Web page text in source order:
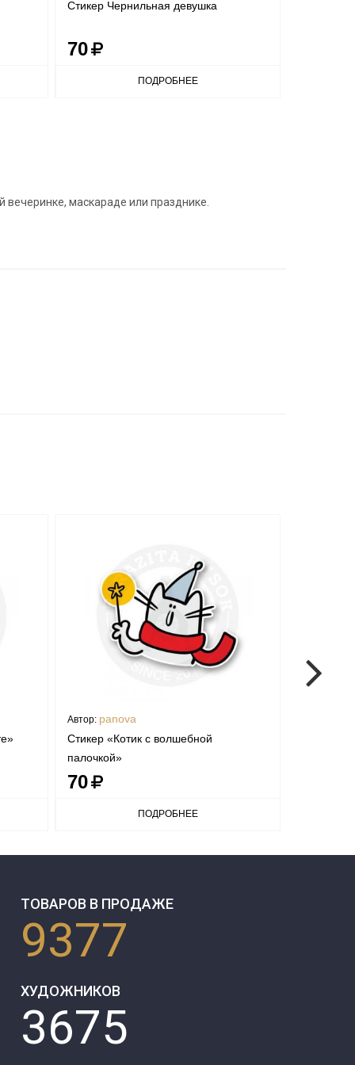
Стикер Чернильная девушка
70
ПОДРОБНЕЕ
маскараде или празднике.
Автор: panova
Стикер «Котик с волшебной
палочкой»
70
ПОДРОБНЕЕ
ТОВАРОВ В ПРОДАЖЕ
9377
ХУДОЖНИКОВ
3675